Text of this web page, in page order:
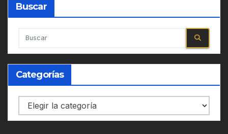
Buscar
Categorías
Categorías